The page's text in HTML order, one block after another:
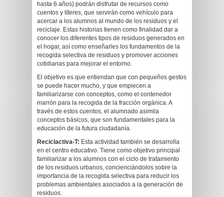
hasta 6 años) podrán disfrutar de recursos como
cuentos y títeres, que servirán como vehículo para
acercar a los alumnos al mundo de los residuos y el
reciclaje. Estas historias tienen como finalidad dar a
conocer los diferentes tipos de residuos generados en
el hogar, así como enseñarles los fundamentos de la
recogida selectiva de residuos y promover acciones
cotidianas para mejorar el entorno.
El objetivo es que entiendan que con pequeños gestos
se puede hacer mucho, y que empiecen a
familiarizarse con conceptos, como el contenedor
marrón para la recogida de la fracción orgánica. A
través de estos cuentos, el alumnado asimila
conceptos básicos, que son fundamentales para la
educación de la futura ciudadanía.
Reciclactiva-T: Esta actividad también se desarrolla
en el centro educativo. Tiene como objetivo principal
familiarizar a los alumnos con el ciclo de tratamiento
de los residuos urbanos, concienciándolos sobre la
importancia de la recogida selectiva para reducir los
problemas ambientales asociados a la generación de
residuos.